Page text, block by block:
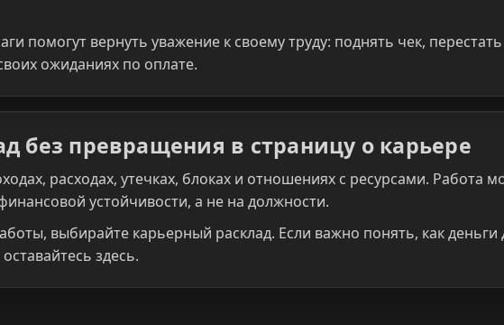
помогут вернуть уважение к своему труду: поднять чек,
ожиданиях по оплате.
без превращения в страницу о карьере
расходах, утечках, блоках и отношениях с ресурсами. Работа
устойчивости, а не на должности.
выбирайте карьерный расклад. Если важно понять, как деньги
здесь.